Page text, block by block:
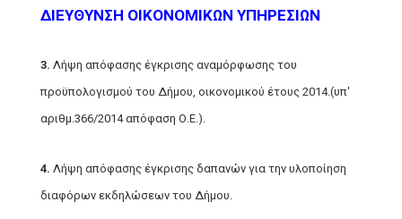
ΔΙΕΥΘΥΝΣΗ ΟΙΚΟΝΟΜΙΚΩΝ ΥΠΗΡΕΣΙΩΝ
3. Λήψη απόφασης έγκρισης αναμόρφωσης του
προϋπολογισμού του Δήμου, οικονομικού έτους 2014.(υπ'
αριθμ.366/2014 απόφαση Ο.Ε.).
4. Λήψη απόφασης έγκρισης δαπανών για την υλοποίηση
διαφόρων εκδηλώσεων του Δήμου.